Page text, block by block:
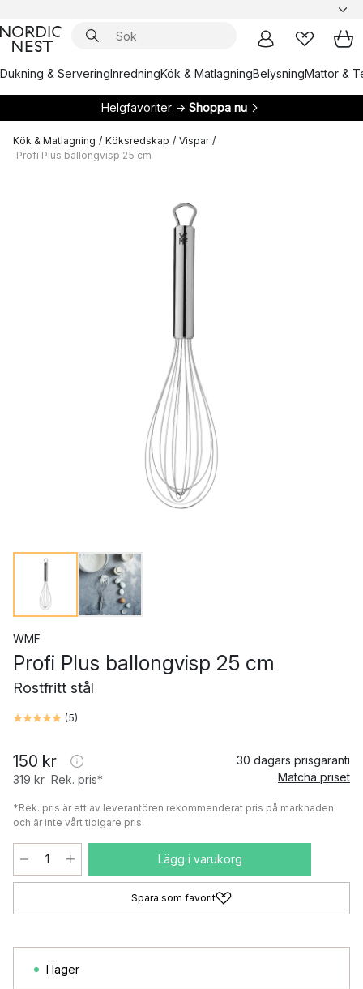
Dukning & ServeringInredningKök & MatlagningBelysningMattor &
Helgfavoriter → Shoppa nu
Kök & Matlagning / Köksredskap / Vispar /
Profi Plus ballongvisp 25 cm
WMF
Profi Plus ballongvisp 25 cm
Rostfritt stål
(5)
150 kr
319 kr Rek. pris*
30 dagars prisgaranti
Matcha priset
*Rek. pris är ett av leverantören rekommenderat pris på marknaden
och är inte vårt tidigare pris.
Lägg i varukorg
Spara som favorit
I lager